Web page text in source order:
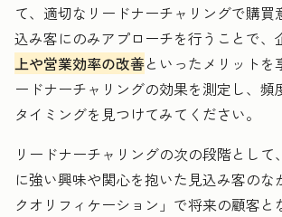
て、適切なリードナーチャリングで購買
込み客にのみアプローチを行うことで、
上や営業効率の改善といったメリットを
ードナーチャリングの効果を測定し、頻
タイミングを見つけてみてください。
リードナーチャリングの次の段階として
に強い興味や関心を抱いた見込み客のな
クオリフィケーション」で将来の顧客と